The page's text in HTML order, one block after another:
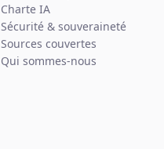
Charte IA
Sécurité & souveraineté
Sources couvertes
Qui sommes-nous